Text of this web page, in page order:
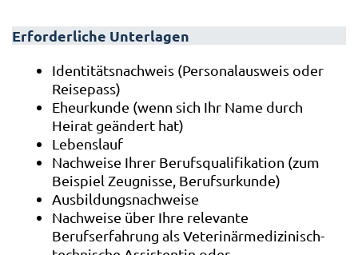
Erforderliche Unterlagen
Identitätsnachweis (Personalausweis oder
Reisepass)
Eheurkunde (wenn sich Ihr Name durch
Heirat geändert hat)
Lebenslauf
Nachweise Ihrer Berufsqualifikation (zum
Beispiel Zeugnisse, Berufsurkunde)
Ausbildungsnachweise
Nachweise über Ihre relevante
Berufserfahrung als Veterinärmedizinisch-